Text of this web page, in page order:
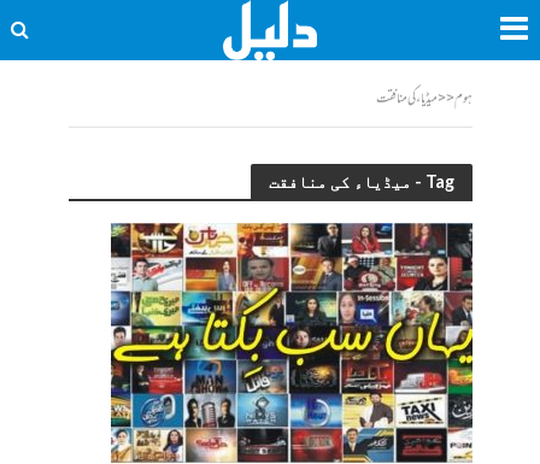
ہوم<<میڈیاء کی منافقت
Tag - میڈیاء کی منافقت